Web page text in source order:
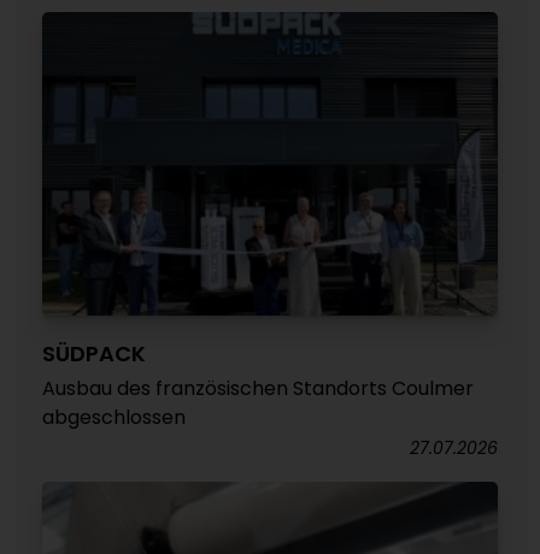
SÜDPACK
Ausbau des französischen Standorts Coulmer
abgeschlossen
27.07.2026